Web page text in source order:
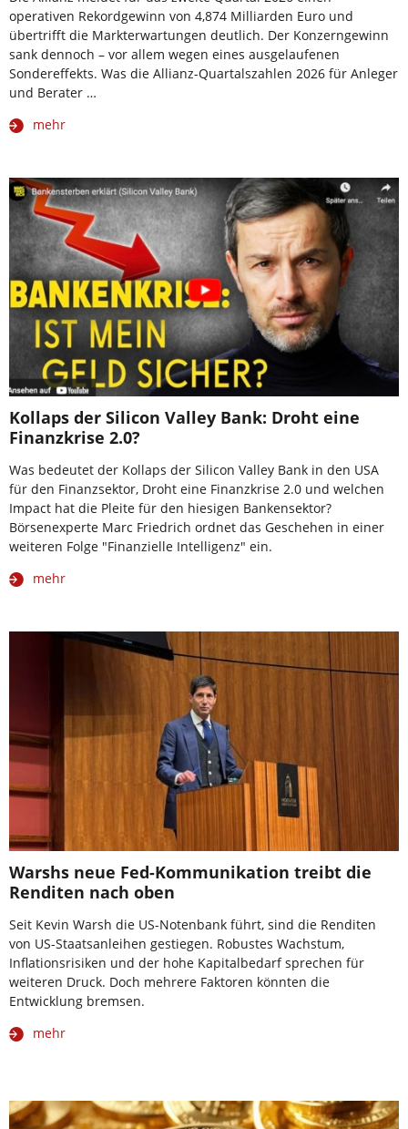
operativen Rekordgewinn von 4,874 Milliarden Euro und
übertrifft die Markterwartungen deutlich. Der Konzerngewinn
sank dennoch – vor allem wegen eines ausgelaufenen
Sondereffekts. Was die Allianz-Quartalszahlen 2026 für Anleger
und Berater …
mehr
Kollaps der Silicon Valley Bank: Droht eine
Finanzkrise 2.0?
Was bedeutet der Kollaps der Silicon Valley Bank in den USA
für den Finanzsektor, Droht eine Finanzkrise 2.0 und welchen
Impact hat die Pleite für den hiesigen Bankensektor?
Börsenexperte Marc Friedrich ordnet das Geschehen in einer
weiteren Folge "Finanzielle Intelligenz" ein.
mehr
Warshs neue Fed-Kommunikation treibt die
Renditen nach oben
Seit Kevin Warsh die US-Notenbank führt, sind die Renditen
von US-Staatsanleihen gestiegen. Robustes Wachstum,
Inflationsrisiken und der hohe Kapitalbedarf sprechen für
weiteren Druck. Doch mehrere Faktoren könnten die
Entwicklung bremsen.
mehr